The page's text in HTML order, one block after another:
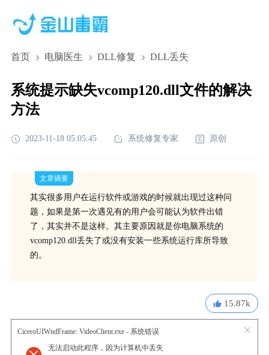
首页 电脑医生 DLL修复 DLL丢失
系统提示缺失vcomp120.dll文件的解决
方法
2023-11-18 05:05:45 系统修复专家 原创
文章摘要
其实很多用户在运行软件或游戏的时候就出现过这种问
题，如果是第一次遇见有的用户会可能认为软件出错
了，其实并不是这样。其主要原因就是你电脑系统的
vcomp120.dll丢失了或没有安装一些系统运行库所导致
的。
15.87k
CiceroUIWndFrame: VideoClient.exe - 系统错误
无法启动此程序，因为计算机中丢失